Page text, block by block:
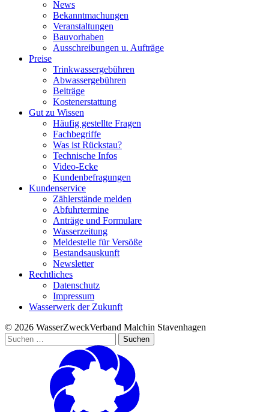
News
Bekanntmachungen
Veranstaltungen
Bauvorhaben
Ausschreibungen u. Aufträge
Preise
Trinkwassergebühren
Abwassergebühren
Beiträge
Kostenerstattung
Gut zu Wissen
Häufig gestellte Fragen
Fachbegriffe
Was ist Rückstau?
Technische Infos
Video-Ecke
Kundenbefragungen
Kundenservice
Zählerstände melden
Abfuhrtermine
Anträge und Formulare
Wasserzeitung
Meldestelle für Versöße
Bestandsauskunft
Newsletter
Rechtliches
Datenschutz
Impressum
Wasserwerk der Zukunft
© 2026 WasserZweckVerband­ Malchin Stavenhagen